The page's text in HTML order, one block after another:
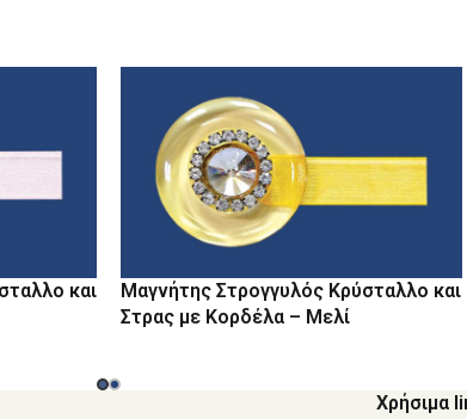
και
Μαγνήτης Στρογγυλός Κρύσταλλο και
Στρας με Κορδέλα – Μελί
Χρήσιμα